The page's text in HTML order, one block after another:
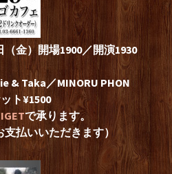
金）開場1900／開演1930
& Taka／MINORU PHON
ト¥1500
で承ります。
払いいただきます）